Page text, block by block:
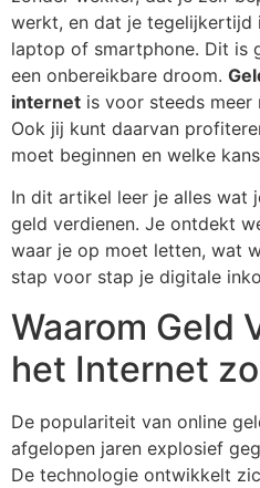
werkt, en dat je tegelijkertijd
laptop of smartphone. Dit is
een onbereikbare droom.
internet is voor steeds meer
Ook jij kunt daarvan
moet beginnen en welke
In dit artikel leer je alles wat
geld verdienen. Je ontdekt
waar je op moet letten, wat
stap voor stap je digitale
Waarom Geld
het Internet
De populariteit van online
afgelopen jaren explosief
De technologie ontwikkelt